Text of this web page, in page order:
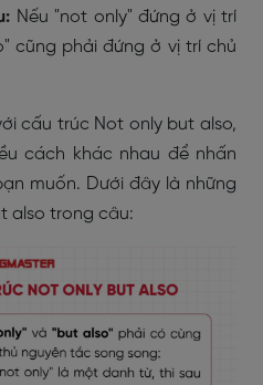
Nếu "not only" đứng ở vị trí
cũng phải đứng ở vị trí chủ
cấu trúc Not only but also,
cách khác nhau để nhấn
muốn. Dưới đây là những
also trong câu: